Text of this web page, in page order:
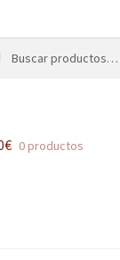
€ 0 productos